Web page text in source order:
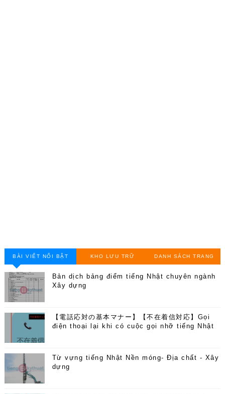
BÀI VIẾT NỔI BẬT KHO LƯU TRỮ DANH SÁCH TRANG
Bản dịch bảng điểm tiếng Nhật chuyên ngành
Xây dựng
【電話応対の基本マナー】【不在着信対応】Gọi
điện thoại lại khi có cuộc gọi nhỡ tiếng Nhật
Từ vựng tiếng Nhật Nền móng- Địa chất - Xây
dựng